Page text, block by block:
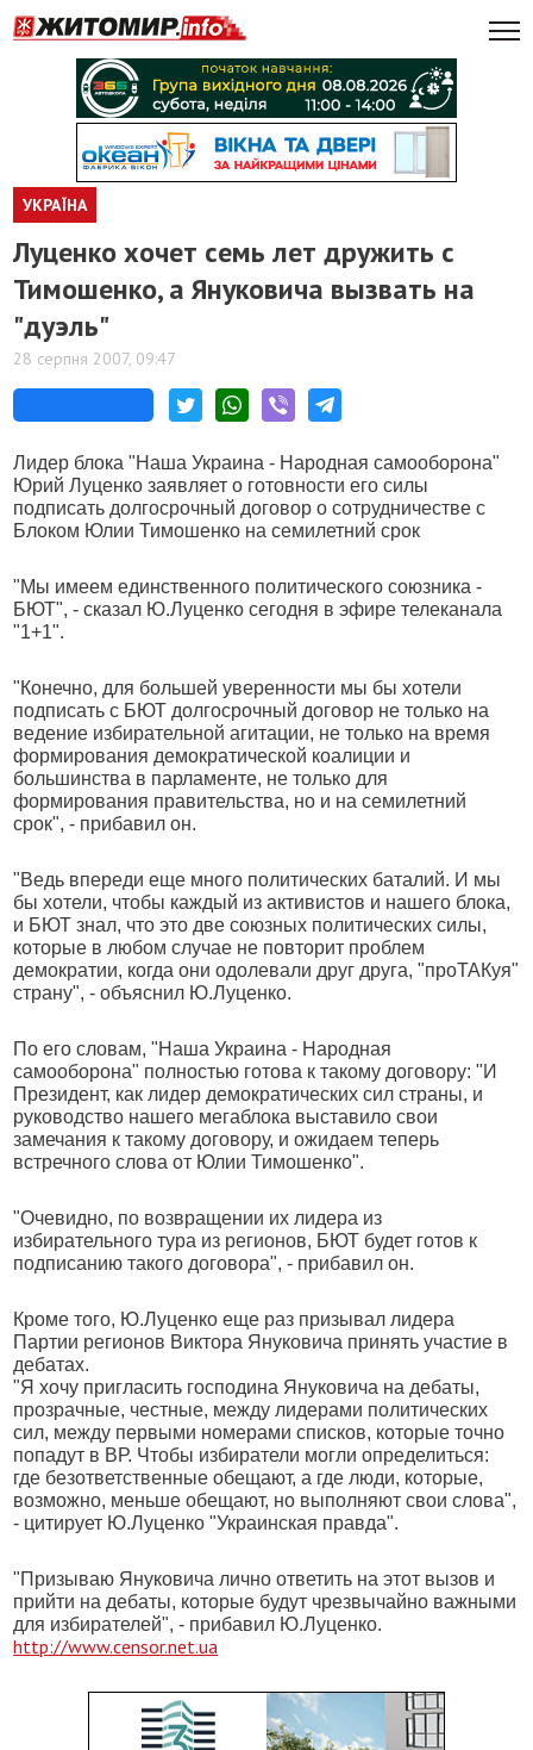
УКРАЇНА
Луценко хочет семь лет дружить с
Тимошенко, а Януковича вызвать на
"дуэль"
28 серпня 2007, 09:47
Лидер блока "Наша Украина - Народная самооборона"
Юрий Луценко заявляет о готовности его силы
подписать долгосрочный договор о сотрудничестве с
Блоком Юлии Тимошенко на семилетний срок
"Мы имеем единственного политического союзника -
БЮТ", - сказал Ю.Луценко сегодня в эфире телеканала
"1+1".
"Конечно, для большей уверенности мы бы хотели
подписать с БЮТ долгосрочный договор не только на
ведение избирательной агитации, не только на время
формирования демократической коалиции и
большинства в парламенте, не только для
формирования правительства, но и на семилетний
срок", - прибавил он.
"Ведь впереди еще много политических баталий. И мы
бы хотели, чтобы каждый из активистов и нашего блока,
и БЮТ знал, что это две союзных политических силы,
которые в любом случае не повторит проблем
демократии, когда они одолевали друг друга, "проТАКуя"
страну", - объяснил Ю.Луценко.
По его словам, "Наша Украина - Народная
самооборона" полностью готова к такому договору: "И
Президент, как лидер демократических сил страны, и
руководство нашего мегаблока выставило свои
замечания к такому договору, и ожидаем теперь
встречного слова от Юлии Тимошенко".
"Очевидно, по возвращении их лидера из
избирательного тура из регионов, БЮТ будет готов к
подписанию такого договора", - прибавил он.
Кроме того, Ю.Луценко еще раз призывал лидера
Партии регионов Виктора Януковича принять участие в
дебатах.
"Я хочу пригласить господина Януковича на дебаты,
прозрачные, честные, между лидерами политических
сил, между первыми номерами списков, которые точно
попадут в ВР. Чтобы избиратели могли определиться:
где безответственные обещают, а где люди, которые,
возможно, меньше обещают, но выполняют свои слова",
- цитирует Ю.Луценко "Украинская правда".
"Призываю Януковича лично ответить на этот вызов и
прийти на дебаты, которые будут чрезвычайно важными
для избирателей", - прибавил Ю.Луценко.
http://www.censor.net.ua